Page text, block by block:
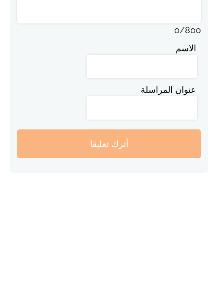
0/800
الاسم
عنوان المراسلة
أترك تعليقا